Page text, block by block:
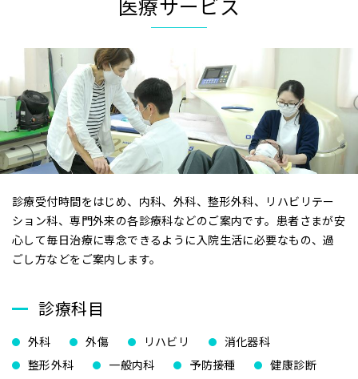
診療受付時間をはじめ、内科、外科、整形外科、リハビリテー
ション科、専門外来の各診療科などのご案内です。患者さまが安
心して毎日治療に専念できるように入院生活に必要なもの、過
ごし方などをご案内します。
診療科目
外科 外傷 リハビリ
消化器科
整形外科
一般内科 予防接種
健康診断